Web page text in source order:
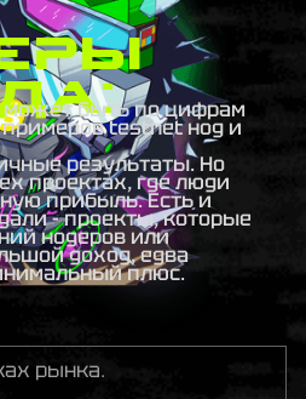
может быть по цифрам
testnet нод и
результаты. Но
проектах, где люди
прибыль. Есть и
- проекты, которые
нодеров или
доход, едва
плюс.
рынка.